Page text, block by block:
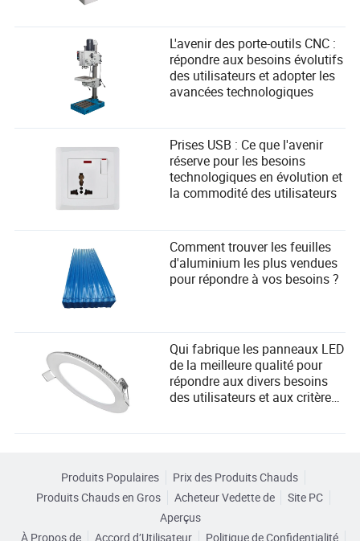
L'avenir des porte-outils CNC :
répondre aux besoins évolutifs
des utilisateurs et adopter les
avancées technologiques
Prises USB : Ce que l'avenir
réserve pour les besoins
technologiques en évolution et
la commodité des utilisateurs
Comment trouver les feuilles
d'aluminium les plus vendues
pour répondre à vos besoins ?
Qui fabrique les panneaux LED
de la meilleure qualité pour
répondre aux divers besoins
des utilisateurs et aux critères
Produits Populaires
Prix des Produits Chauds
Produits Chauds en Gros
Acheteur Vedette de
Site PC
Aperçus
À Propos de
Accord d’Utilisateur Politique de Confidentialité